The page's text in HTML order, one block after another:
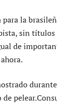
para la
sin títulos
de
de